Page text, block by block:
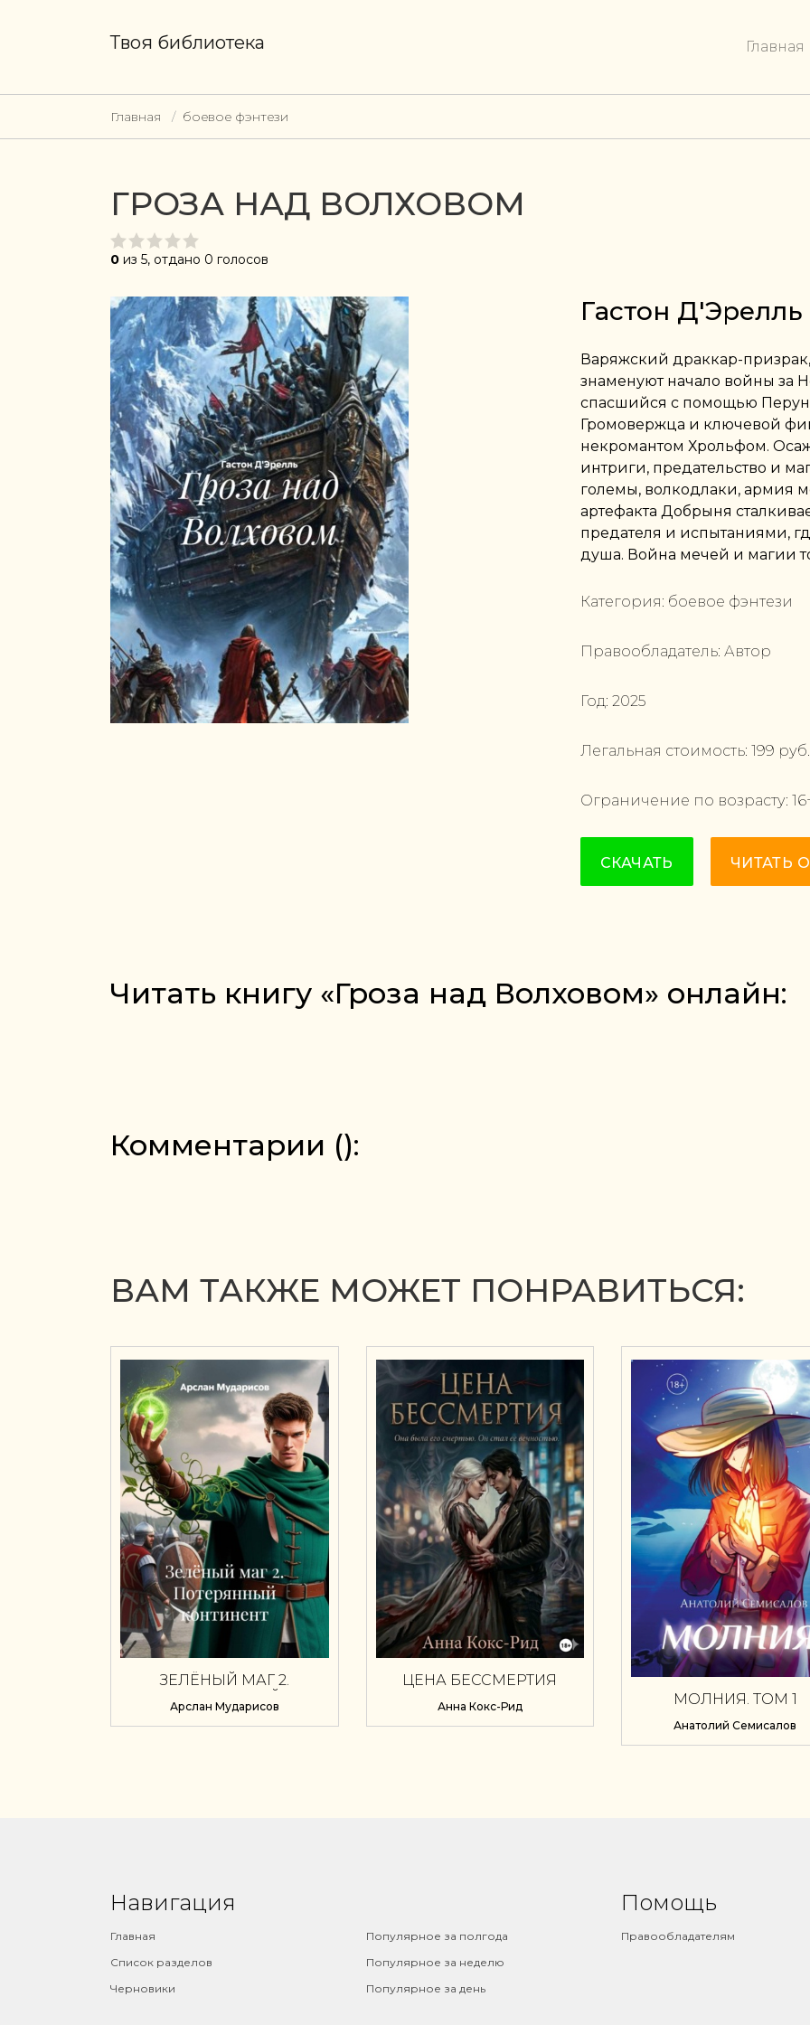
Твоя библиотека Главная
Главная боевое фэнтези
ГРОЗА НАД ВОЛХОВОМ
0 из 5, отдано 0 голосов
Гастон Д'Эрелль
Варяжский драккар-
знаменуют начало войны за
спасшийся с помощью
Громовержца и ключевой
некромантом Хрольфом.
интриги, предательство и
големы, волкодлаки, армия
артефакта Добрыня
предателя и испытаниями,
душа. Война мечей и магии
Категория: боевое фэнтези
Правообладатель: Автор
Год: 2025
Легальная стоимость: 199 руб.
Ограничение по возрасту: 16
СКАЧАТЬ ЧИТАТЬ
Читать книгу «Гроза над Волховом» онлайн:
Комментарии ():
ВАМ ТАКЖЕ МОЖЕТ ПОНРАВИТЬСЯ:
ЗЕЛЁНЫЙ МАГ 2.
КОНТИНЕНТ
Арслан Мударисов
ЦЕНА БЕССМЕРТИЯ
Анна Кокс-Рид МОЛНИЯ. ТОМ 1
Анатолий Семисалов
Навигация
Главная
Список разделов
Черновики
Популярное за полгода
Популярное за неделю
Популярное за день
Помощь
Правообладателям